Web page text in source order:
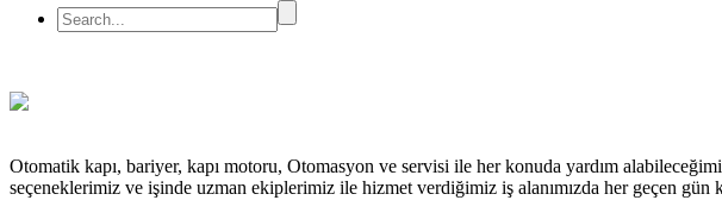
Otomatik kapı, bariyer, kapı motoru, Otomasyon ve servisi ile her konuda yardım
seçeneklerimiz ve işinde uzman ekiplerimiz ile hizmet verdiğimiz iş alanımızda her geçen